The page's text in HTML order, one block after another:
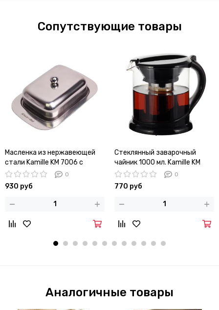
Сопутствующие товары
Масленка из нержавеющей
стали Kamille KM 7006 с
крышкой
0
930 руб
Стеклянный заварочный
чайник 1000 мл. Kamille KM
0781M со съемным ситечком
0
770 руб
Аналогичные товары